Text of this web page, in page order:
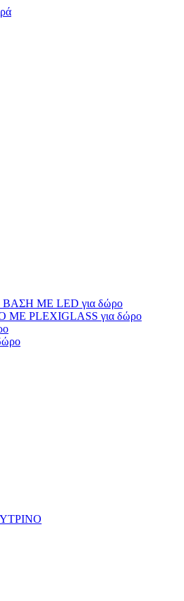
ΜΕ LED για δώρο
PLEXIGLASS για δώρο